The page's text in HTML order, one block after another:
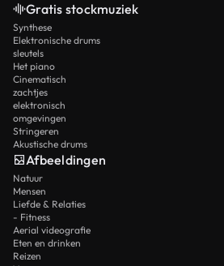
Gratis stockmuziek
Synthese
Elektronische drums
sleutels
Het piano
Cinematisch
zachtjes
elektronisch
omgevingen
Stringeren
Akustische drums
Afbeeldingen
Natuur
Mensen
Liefde & Relaties
- Fitness
Aerial videografie
Eten en drinken
Reizen